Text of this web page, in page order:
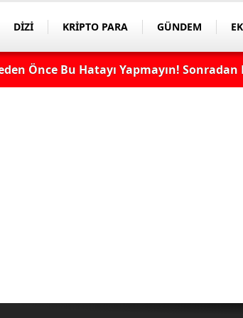
DİZİ KRİPTO PARA GÜNDEM
Önce Bu Hatayı Yapmayın!